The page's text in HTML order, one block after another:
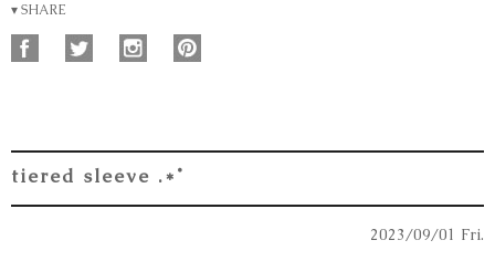
▾ SHARE
tiered sleeve .*˚
2023/09/01 Fri.